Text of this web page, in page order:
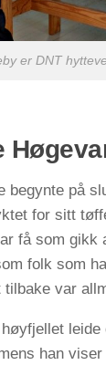
er DNT
begynte på
for sitt
få som gikk
folk som
var
leide
han viser